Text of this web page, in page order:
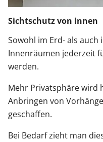
Sichtschutz von innen
Sowohl im Erd- als auch
Innenräumen jederzeit
werden.
Mehr Privatsphäre wird
Anbringen von
geschaffen.
Bei Bedarf zieht man